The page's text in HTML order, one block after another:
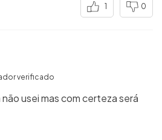
1 0
verificado
não usei mas com certeza será